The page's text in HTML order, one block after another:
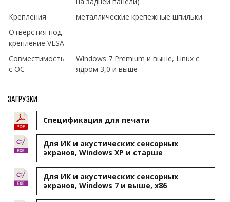
Крепления
металлические крепежные шпильки
Отверстия под
крепление VESA
—
Совместимость
с ОС
Windows 7 Premium и выше, Linux с
ядром 3,0 и выше
Загрузки
Cпецификация для печати
Для ИК и акустических сенсорных
экранов, Windows XP и старше
Для ИК и акустических сенсорных
экранов, Windows 7 и выше, x86